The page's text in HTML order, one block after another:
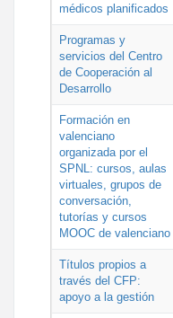
médicos planificados
Programas y
servicios del Centro
de Cooperación al
Desarrollo
Formación en
valenciano
organizada por el
SPNL: cursos, aulas
virtuales, grupos de
conversación,
tutorías y cursos
MOOC de valenciano
Títulos propios a
través del CFP:
apoyo a la gestión